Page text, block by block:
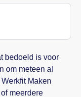
bedoeld is voor
om meteen al
Maken
meerdere